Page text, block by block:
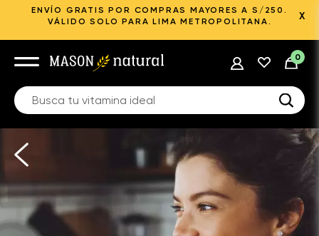
ENVÍO GRATIS POR COMPRAS MAYORES A S/250.
VÁLIDO SOLO PARA LIMA METROPOLITANA.
X
0